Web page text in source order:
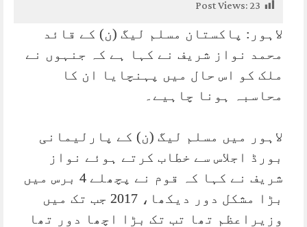
Post Views:23
لاہور: پاکستان مسلم لیگ (ن) کے قائد
محمد نواز شریف نے کہا ہے کہ جنہوں نے
ملک کو اس حال میں پہنچایا ان کا
محاسبہ ہونا چاہیے۔
لاہور میں مسلم لیگ (ن) کے پارلیمانی
بورڈ اجلاس سے خطاب کرتے ہوئے نواز
شریف نے کہا کہ قوم نے پچھلے 4 برس میں
بڑا مشکل دور دیکھا، 2017 جب تک میں
وزیراعظم تھا تب تک بڑا اچھا دور تھا